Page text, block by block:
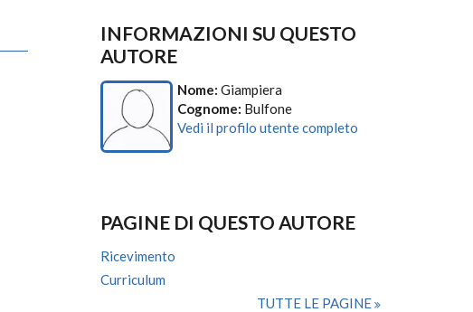
INFORMAZIONI SU QUESTO
AUTORE
Nome: Giampiera
Cognome: Bulfone
Vedi il profilo utente completo
PAGINE DI QUESTO AUTORE
Ricevimento
Curriculum
TUTTE LE PAGINE